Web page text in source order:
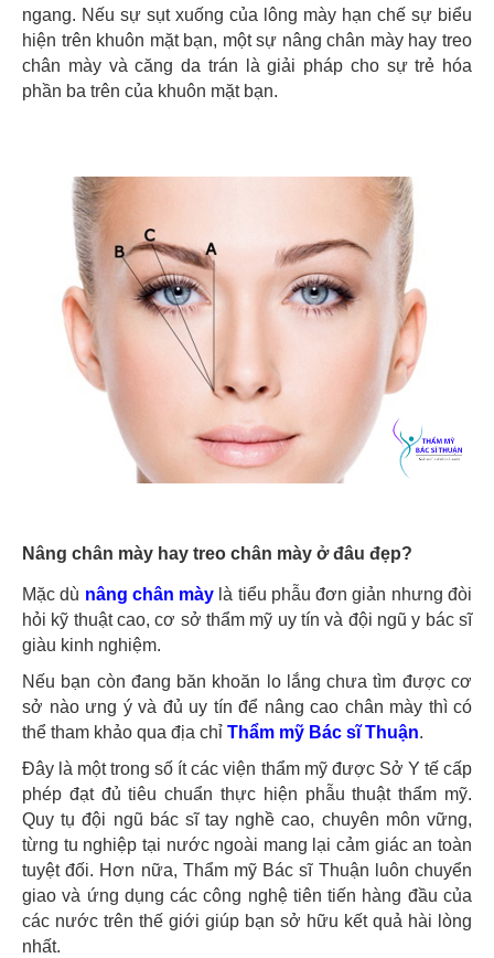
ngang. Nếu sự sụt xuống của lông mày hạn chế sự biểu
hiện trên khuôn mặt bạn, một sự nâng chân mày hay treo
chân mày và căng da trán là giải pháp cho sự trẻ hóa
phần ba trên của khuôn mặt bạn.
Nâng chân mày hay treo chân mày ở đâu đẹp?
Mặc dù nâng chân mày là tiểu phẫu đơn giản nhưng đòi
hỏi kỹ thuật cao, cơ sở thẩm mỹ uy tín và đội ngũ y bác sĩ
giàu kinh nghiệm.
Nếu bạn còn đang băn khoăn lo lắng chưa tìm được cơ
sở nào ưng ý và đủ uy tín để nâng cao chân mày thì có
thể tham khảo qua địa chỉ Thẩm mỹ Bác sĩ Thuận.
Đây là một trong số ít các viện thẩm mỹ được Sở Y tế cấp
phép đạt đủ tiêu chuẩn thực hiện phẫu thuật thẩm mỹ.
Quy tụ đội ngũ bác sĩ tay nghề cao, chuyên môn vững,
từng tu nghiệp tại nước ngoài mang lại cảm giác an toàn
tuyệt đối. Hơn nữa, Thẩm mỹ Bác sĩ Thuận luôn chuyển
giao và ứng dụng các công nghệ tiên tiến hàng đầu của
các nước trên thế giới giúp bạn sở hữu kết quả hài lòng
nhất.